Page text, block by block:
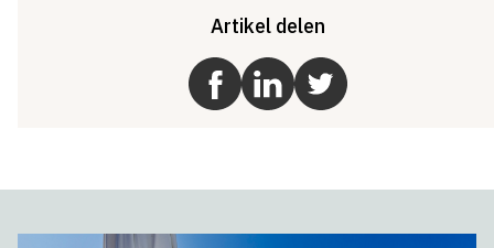
Artikel delen